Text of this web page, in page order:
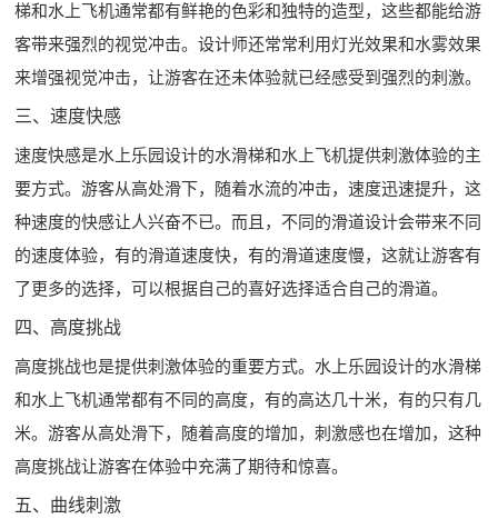
梯和水上飞机通常都有鲜艳的色彩和独特的造型，这些都能给游
客带来强烈的视觉冲击。设计师还常常利用灯光效果和水雾效果
来增强视觉冲击，让游客在还未体验就已经感受到强烈的刺激。
三、速度快感
速度快感是水上乐园设计的水滑梯和水上飞机提供刺激体验的主
要方式。游客从高处滑下，随着水流的冲击，速度迅速提升，这
种速度的快感让人兴奋不已。而且，不同的滑道设计会带来不同
的速度体验，有的滑道速度快，有的滑道速度慢，这就让游客有
了更多的选择，可以根据自己的喜好选择适合自己的滑道。
四、高度挑战
高度挑战也是提供刺激体验的重要方式。水上乐园设计的水滑梯
和水上飞机通常都有不同的高度，有的高达几十米，有的只有几
米。游客从高处滑下，随着高度的增加，刺激感也在增加，这种
高度挑战让游客在体验中充满了期待和惊喜。
五、曲线刺激